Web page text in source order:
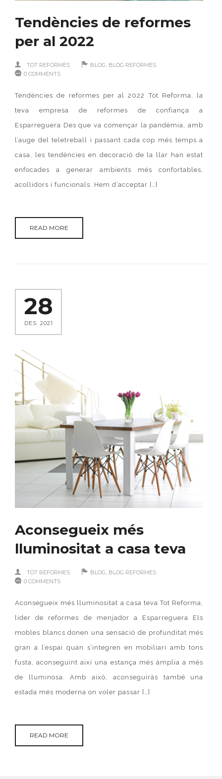
Tendències de reformes
per al 2022
TOT REFORMES BLOG, BLOG REFORMES
0 COMMENTS
Tendències de reformes per al 2022 Tot Reforma, la
teva empresa de reformes de confiança a
Esparreguera Des que va començar la pandèmia, amb
l’auge del teletreball i passant cada cop més temps a
casa, les tendències en decoració de la llar han estat
enfocades a generar ambients més confortables,
acollidors i funcionals. Hem d’acceptar […]
READ MORE
28
DES. 2021
Aconsegueix més
lluminositat a casa teva
TOT REFORMES BLOG, BLOG REFORMES
0 COMMENTS
Aconsegueix més lluminositat a casa teva Tot Reforma,
líder de reformes de menjador a Esparreguera Els
mobles blancs donen una sensació de profunditat més
gran a l’espai quan s’integren en mobiliari amb tons
fusta, aconseguint així una estança més àmplia a més
de lluminosa. Amb això, aconseguiràs també una
estada més moderna on voler passar […]
READ MORE